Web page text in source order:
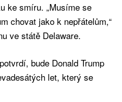
ke smíru. „Musíme se
chovat jako k nepřátelům,“
ve státě Delaware.
bude Donald Trump
let, který se